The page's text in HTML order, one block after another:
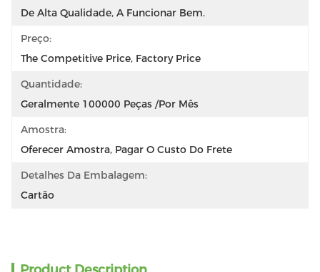
De Alta Qualidade, A Funcionar Bem.
Preço:
The Competitive Price, Factory Price
Quantidade:
Geralmente 100000 Peças /por Mês
Amostra:
Oferecer Amostra, Pagar O Custo Do Frete
Detalhes Da Embalagem:
Cartão